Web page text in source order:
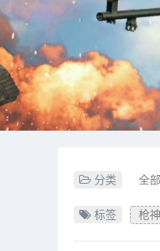
分类 全部
标签 枪